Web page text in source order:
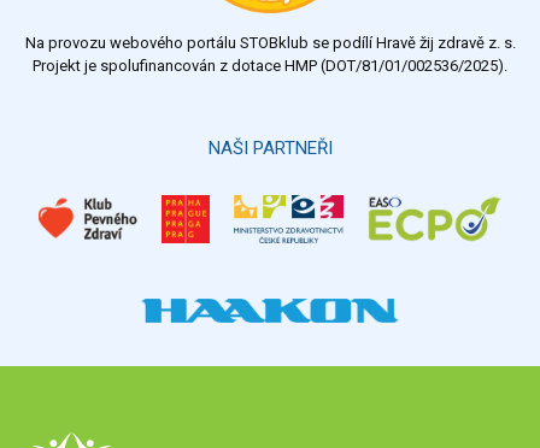
Na provozu webového portálu STOBklub se podílí Hravě žij zdravě z. s.
Projekt je spolufinancován z dotace HMP (DOT/81/01/002536/2025).
NAŠI PARTNEŘI